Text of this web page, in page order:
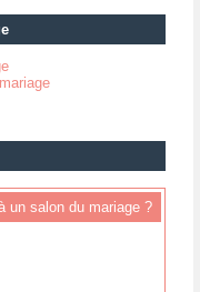
un salon du mariage ?